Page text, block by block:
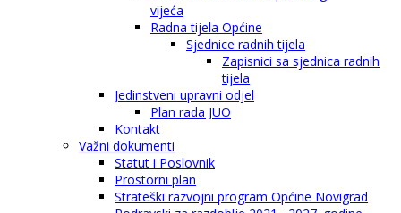
vijeća
Radna tijela Općine
Sjednice radnih tijela
Zapisnici sa sjednica radnih
tijela
Jedinstveni upravni odjel
Plan rada JUO
Kontakt
Važni dokumenti
Statut i Poslovnik
Prostorni plan
Strateški razvojni program Općine Novigrad